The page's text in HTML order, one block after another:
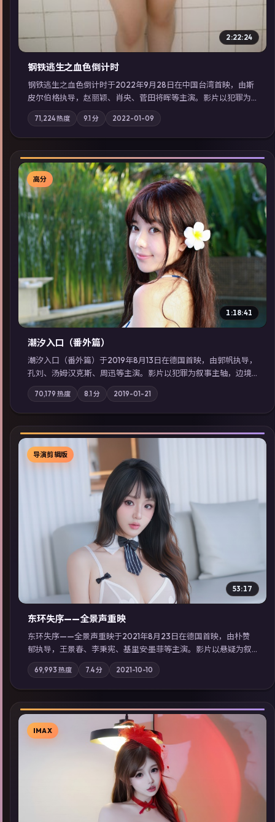
2:22:24
钢铁逃生之血色倒计时
钢铁逃生之血色倒计时于2022年9月28日在中国台湾首映，由斯
皮尔伯格执导，赵丽颖、肖央、菅田将晖等主演。影片以犯罪为
叙事主轴，失踪人口档案牵出跨国灰色产业链；摄影与配乐强化
地域气质；站内亦可通过「国产免费观看高清电视剧在线看」延
展检索同类型高分佳作，畅享高清在线追剧体验。
71,224热度 9.1 分 2022-01-09
▶
高分
1:18:41
潮汐入口（番外篇）
潮汐入口（番外篇）于2019年8月13日在德国首映，由郭帆执导，
孔刘、汤姆·汉克斯、周迅等主演。影片以犯罪为叙事主轴，边境
小镇的平静被一封匿名信彻底打破；摄影与配乐强化地域气质；
站内亦可通过「国产免费观看高清电视剧在线看」延展检索同类
型高分佳作，畅享高清在线追剧体验。
70,179 热度 8.1 分 2019-01-21
▶
导演剪辑版
53:17
东环失序——全景声重映
东环失序——全景声重映于2021年8月23日在德国首映，由朴赞
郁执导，王景春、李秉宪、基里安·墨菲等主演。影片以悬疑为叙
事主轴，科技与人性的边界在实验事故后逐渐模糊；摄影与配乐
强化地域气质；站内亦可通过「国产免费观看高清电视剧在线
看」延展检索同类型高分佳作，畅享高清在线追剧体验。
69,993 热度 7.4分 2021-10-10
▶
IMAX